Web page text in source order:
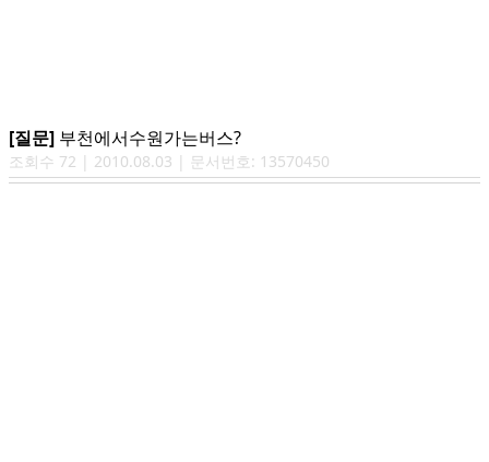
[질문] 부천에서수원가는버스?
조회수 72 | 2010.08.03 | 문서번호: 13570450